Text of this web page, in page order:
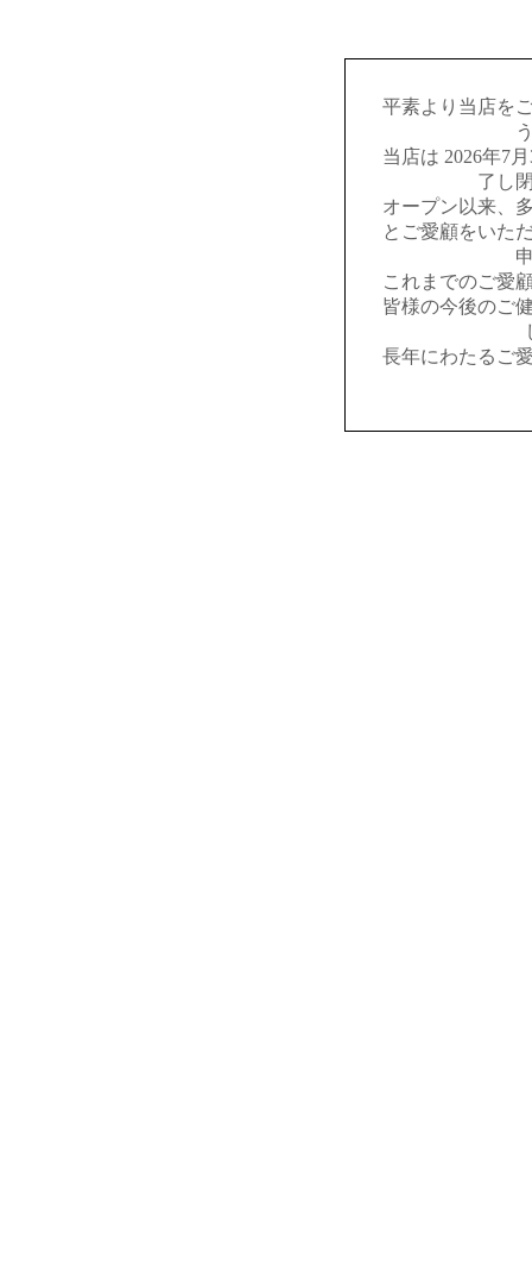
平素より当店を
当店は 2026年7
了し
オープン以来、
とご愛顧をいた
これまでのご愛
皆様の今後のご
長年にわたるご